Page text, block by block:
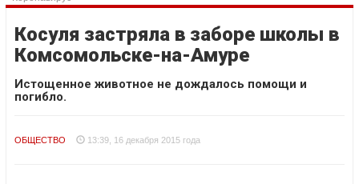
Косуля застряла в заборе школы в
Комсомольске-на-Амуре
Истощенное животное не дождалось помощи и
погибло.
ОБЩЕСТВО 13:39, 16 декабря 2015 года